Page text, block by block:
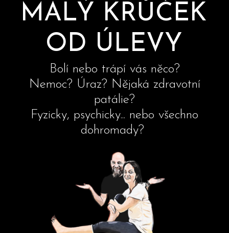
MALÝ KRŮČEK
OD ÚLEVY
Bolí nebo trápí vás něco?
Nemoc? Úraz? Nějaká zdravotní
patálie?
Fyzicky, psychicky... nebo všechno
dohromady?